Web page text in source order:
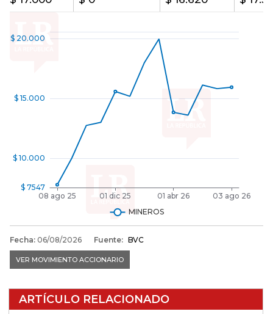
ARTÍCULO RELACIONADO